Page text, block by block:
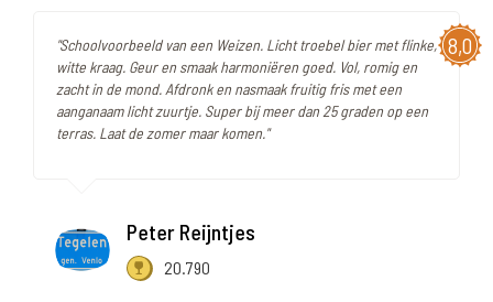
8,0
"Schoolvoorbeeld van een Weizen. Licht troebel bier met flinke,
witte kraag. Geur en smaak harmoniëren goed. Vol, romig en
zacht in de mond. Afdronk en nasmaak fruitig fris met een
aanganaam licht zuurtje. Super bij meer dan 25 graden op een
terras. Laat de zomer maar komen."
Peter Reijntjes
20.790